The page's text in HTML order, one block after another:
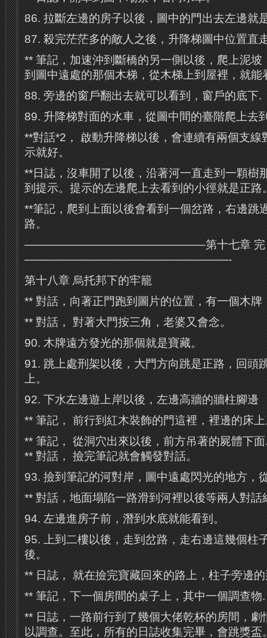
86. 拉斷左邊的房子以後，圖中的門出去左邊就
87. 殺完茫茫多的敵人之後，升降梯圖中位置直
** 筆記，加速沖到斷橋的另一側以後，爬上泥
到圖中遠處的那個木梯，從木梯上到屋裡，就能
88. 旁邊的窗戶翻出去就可以看到，窗戶的底下.
89. 升降梯對面的水車，從圖中間的臺階爬上去
**對話*2， 啟動升降梯以後，會連續有兩個支線
示就好。
**日誌，沒車開了以後，沿著河一直走到一顆樹
到提示。提示的左邊爬上去看到的小徑就是正路
**筆記，爬到上面以後會看到一個岔路，右邊跳
路。
————————————————第十七章 完
——————————————————-
第十八章 烏托邦下的牢籠
** 對話，向著正門跑到圖片的位置，有一個木牌
** 對話， 對著大門按三角，老婆又會念。
90. 木牌遠方發光的那個就是寶藏。
91. 跳上處刑架以後，大門方向跳是正路，回頭
上。
92. 下水左邊遊上岸以後，左邊高牆的牆柱腳邊
** 筆記， 前行到紅木裝飾的門這裡，裡邊的床
** 筆記， 從洞穴出來以後，前方吊著的屍體下
** 對話， 撿完筆記就會觸發對話。
93. 撿到筆記的河對岸，圖中遠處閃光的地方，
** 對話，地面塌陷一路滑到河裡以後等兩人對話
94. 左邊進房子前，潛到水底就能看到。
95. 上到二樓以後，走到岔路，走右邊這幾個柱
後。
** 日誌， 就在撿完寶藏回來的路上，柱子旁邊
** 筆記，下一個房間的桌子上，其中一個調查物.
** 日誌，一路前行到了幾個大佬乾杯的房間，
以調查。至此，所有的日誌收集完畢，會跳獎盃